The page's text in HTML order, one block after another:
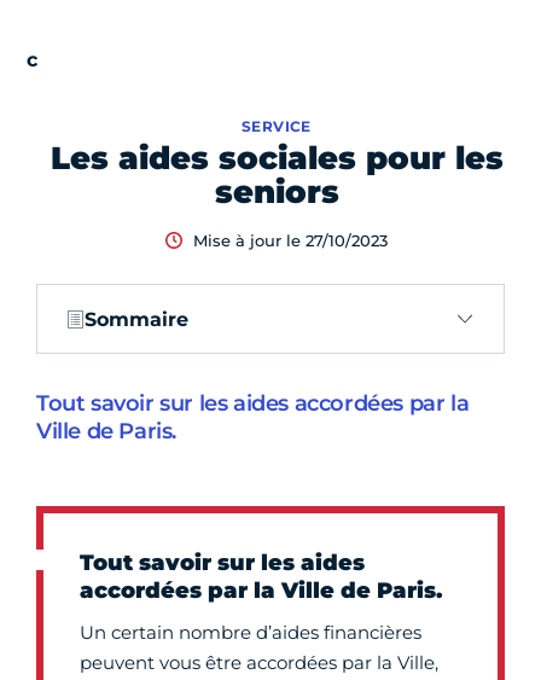
Les aides sociales pour les
seniors
SERVICE
Mise à jour le 27/10/2023
Sommaire
Tout savoir sur les aides accordées par la
Ville de Paris.
Tout savoir sur les aides
accordées par la Ville de Paris.
Un certain nombre d’aides financières
peuvent vous être accordées par la Ville,